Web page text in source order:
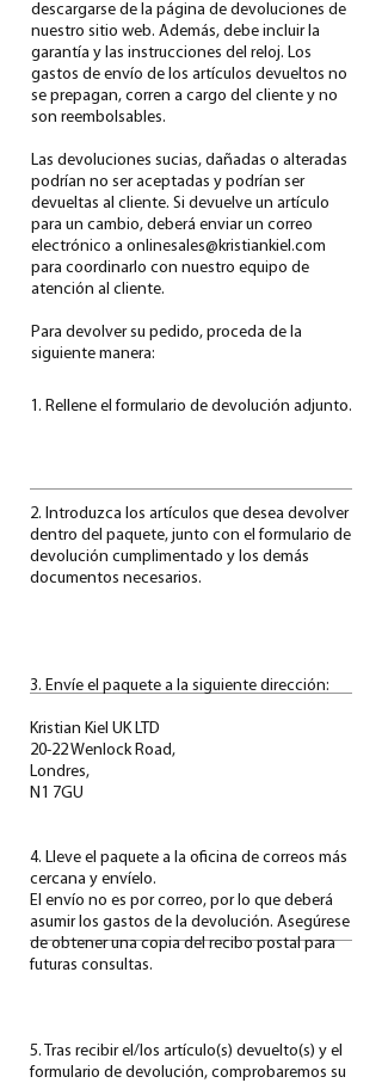
descargarse de la página de devoluciones de
nuestro sitio web. Además, debe incluir la
garantía y las instrucciones del reloj. Los
gastos de envío de los artículos devueltos no
se prepagan, corren a cargo del cliente y no
son reembolsables.
Las devoluciones sucias, dañadas o alteradas
podrían no ser aceptadas y podrían ser
devueltas al cliente. Si devuelve un artículo
para un cambio, deberá enviar un correo
electrónico a onlinesales@kristiankiel.com
para coordinarlo con nuestro equipo de
atención al cliente.
Para devolver su pedido, proceda de la
siguiente manera:
1. Rellene el formulario de devolución adjunto.
2. Introduzca los artículos que desea devolver
dentro del paquete, junto con el formulario de
devolución cumplimentado y los demás
documentos necesarios.
3. Envíe el paquete a la siguiente dirección:
Kristian Kiel UK LTD
20-22 Wenlock Road,
Londres,
N1 7GU
4. Lleve el paquete a la oficina de correos más
cercana y envíelo.
El envío no es por correo, por lo que deberá
asumir los gastos de la devolución. Asegúrese
de obtener una copia del recibo postal para
futuras consultas.
5. Tras recibir el/los artículo(s) devuelto(s) y el
formulario de devolución, comprobaremos su